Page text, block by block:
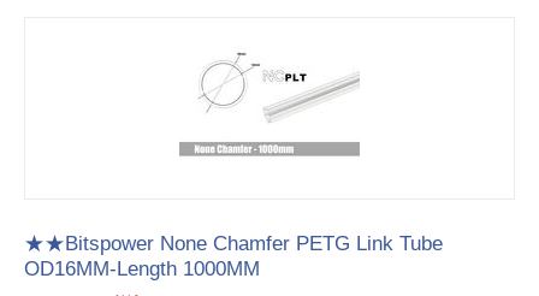
★★Bitspower None Chamfer PETG Link Tube
OD16MM-Length 1000MM